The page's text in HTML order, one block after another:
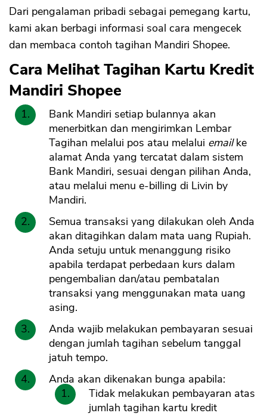
Dari pengalaman pribadi sebagai pemegang kartu,
kami akan berbagi informasi soal cara mengecek
dan membaca contoh tagihan Mandiri Shopee.
Cara Melihat Tagihan Kartu Kredit
Mandiri Shopee
Bank Mandiri setiap bulannya akan
menerbitkan dan mengirimkan Lembar
Tagihan melalui pos atau melalui emailke
alamat Anda yang tercatat dalam sistem
Bank Mandiri, sesuai dengan pilihan Anda,
atau melalui menu e-billing di Livin by
Mandiri.
Semua transaksi yang dilakukan oleh Anda
akan ditagihkan dalam mata uang Rupiah.
Anda setuju untuk menanggung risiko
apabila terdapat perbedaan kurs dalam
pengembalian dan/atau pembatalan
transaksi yang menggunakan mata uang
asing.
Anda wajib melakukan pembayaran sesuai
dengan jumlah tagihan sebelum tanggal
jatuh tempo.
Anda akan dikenakan bunga apabila:
Tidak melakukan pembayaran atas
jumlah tagihan kartu kredit